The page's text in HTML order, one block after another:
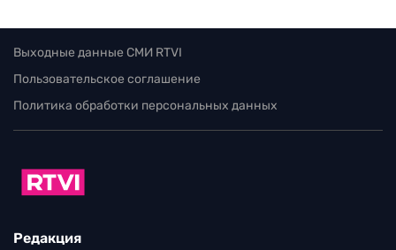
Выходные данные СМИ RTVI
Пользовательское соглашение
Политика обработки персональных данных
Редакция